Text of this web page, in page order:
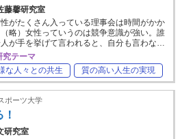
藤馨研究室
性がたくさん入っている理事会は時間がかか
略）女性っていうのは競争意識が強い。誰
が手を挙げて言われると、自分も言わな…
究テーマ
な人々との共生
質の高い人生の実現
ポーツ大学
研究室